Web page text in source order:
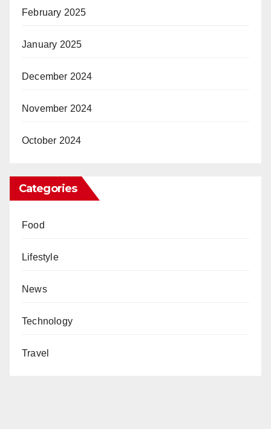
February 2025
January 2025
December 2024
November 2024
October 2024
Categories
Food
Lifestyle
News
Technology
Travel